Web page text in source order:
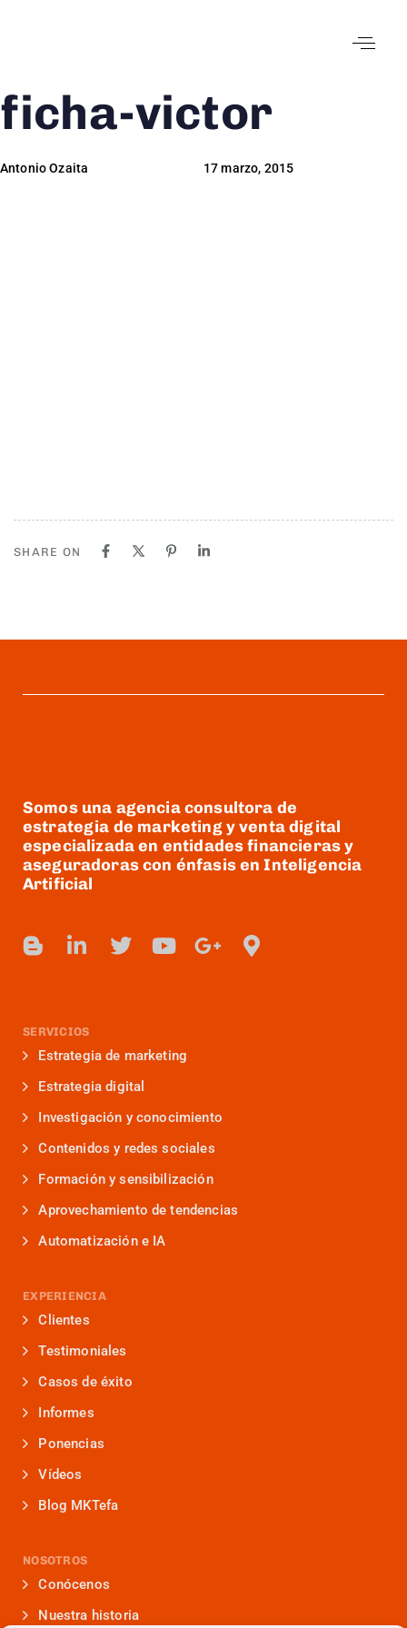
ficha-victor
Author
Antonio Ozaita
Published
17 marzo, 2015
Published
SHARE ON
Somos una agencia consultora de
estrategia de marketing y venta digital
especializada en entidades financieras y
aseguradoras con énfasis en Inteligencia
Artificial
SERVICIOS
Estrategia de marketing
Estrategia digital
Investigación y conocimiento
Contenidos y redes sociales
Formación y sensibilización
Aprovechamiento de tendencias
Automatización e IA
EXPERIENCIA
Clientes
Testimoniales
Casos de éxito
Informes
Ponencias
Vídeos
Blog MKTefa
NOSOTROS
Conócenos
Nuestra historia